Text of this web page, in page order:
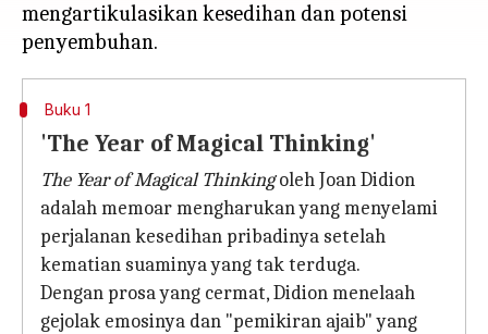
mengartikulasikan kesedihan dan potensi
Buku 1
'The Year of Magical Thinking'
The Year of Magical Thinkingoleh Joan Didion
adalah memoar mengharukan yang menyelami
perjalanan kesedihan pribadinya setelah
kematian suaminya yang tak terduga.
Dengan prosa yang cermat, Didion menelaah
gejolak emosinya dan "pemikiran ajaib" yang